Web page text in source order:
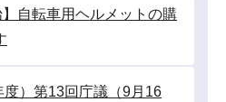
】自転車用ヘルメットの購
）第13回庁議（9月16